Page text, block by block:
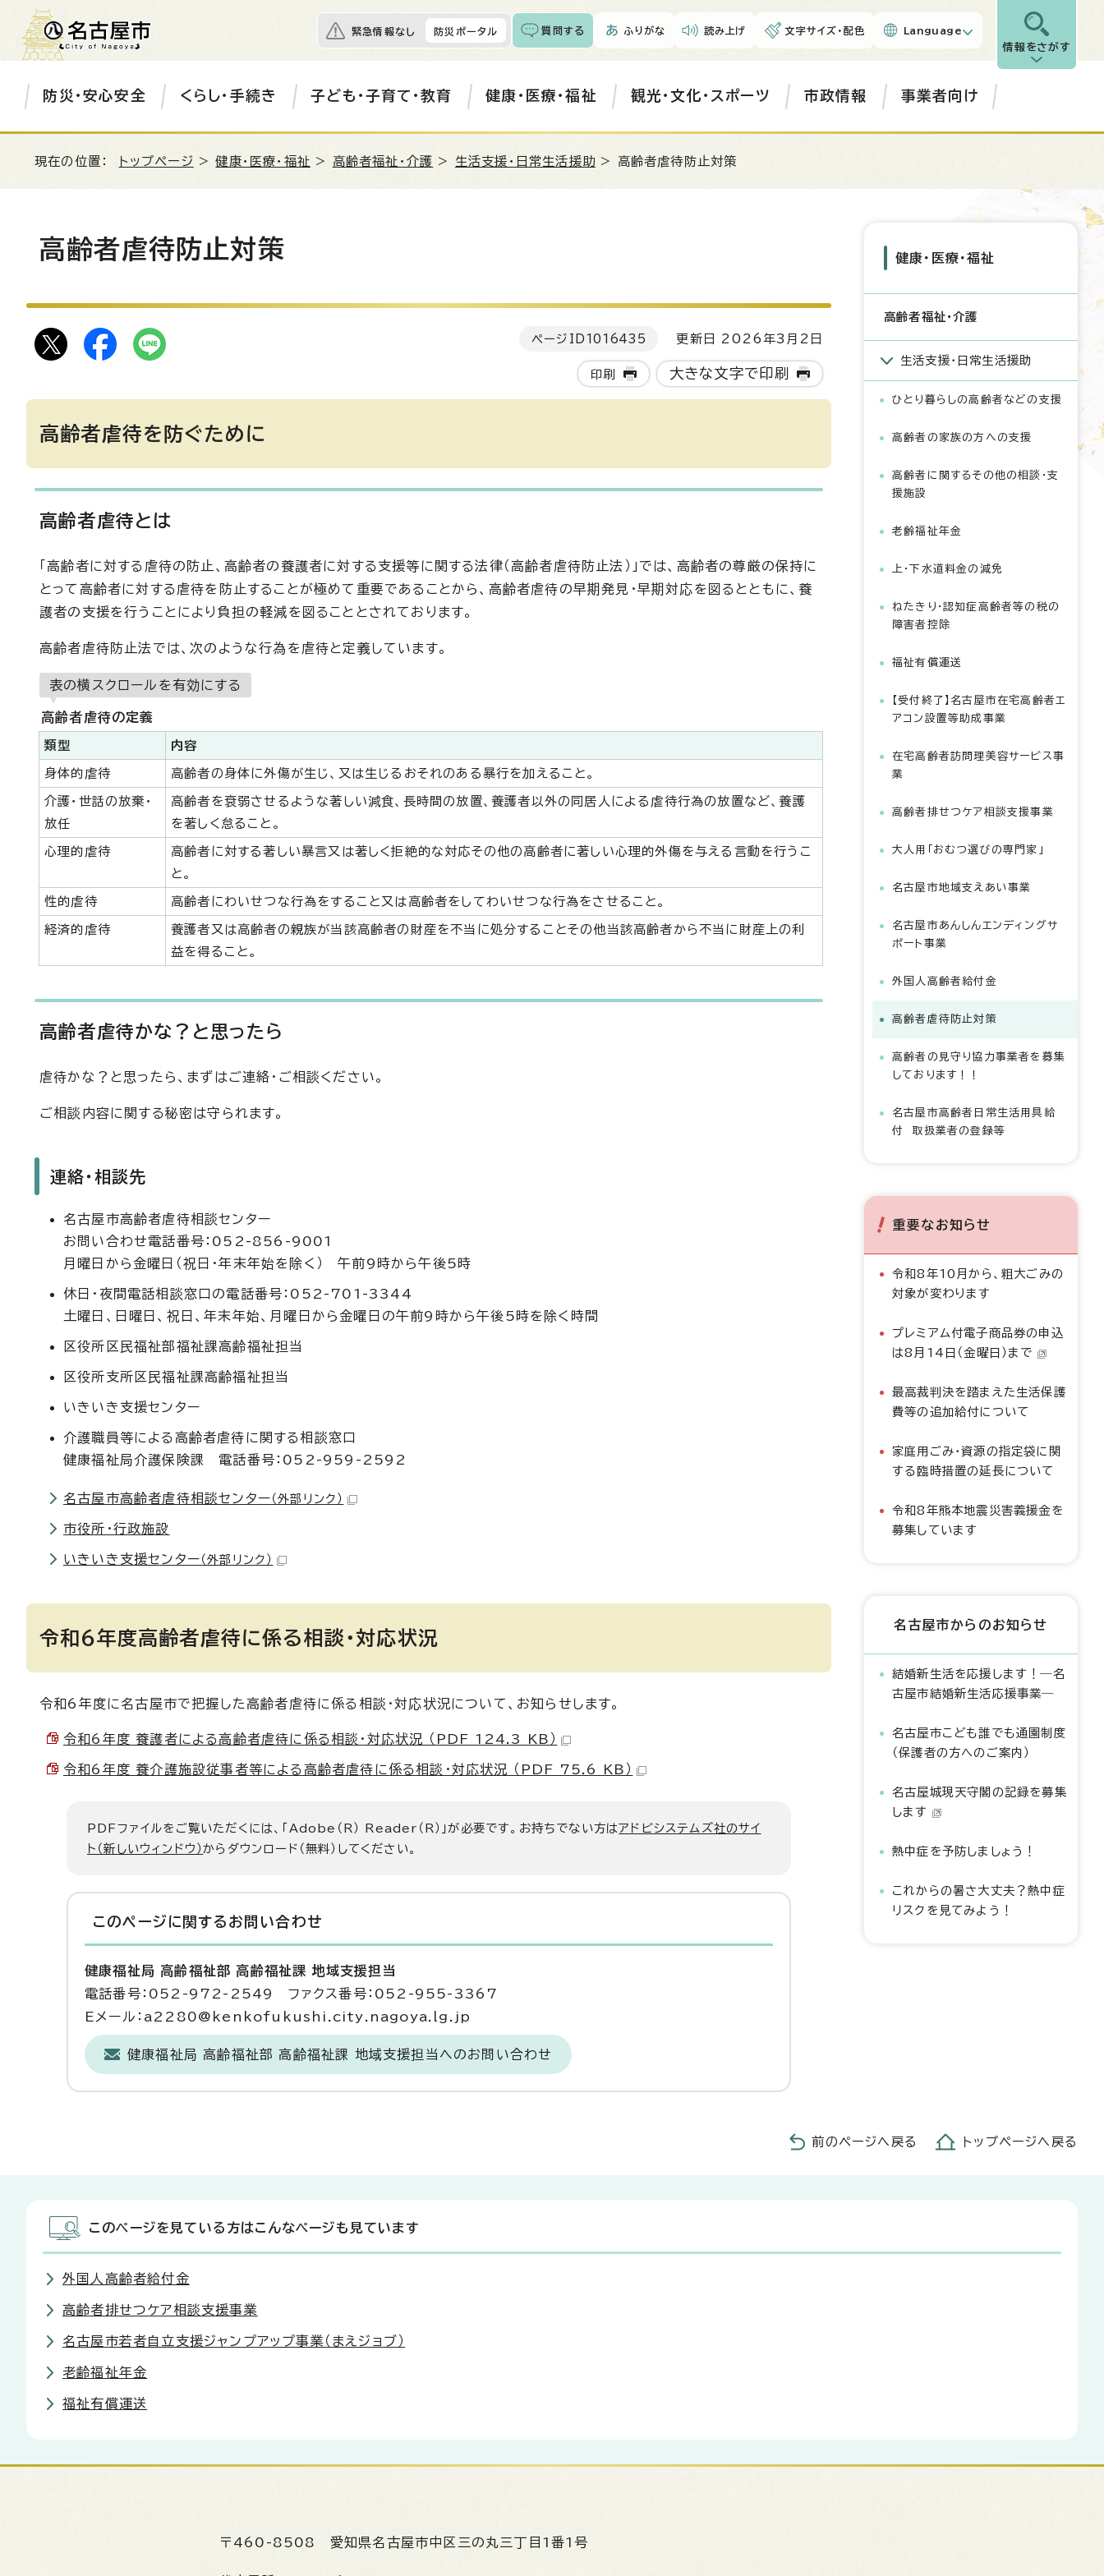
緊急情報なし 防災ポータル 質問する ふりがな 読み上げ 文字サイズ・配色 Language
情報をさがす
防災・安心安全 くらし・手続き 子ども・子育て・教育 健康・医療・福祉 観光・文化・スポーツ 市政情報 事業者向け
現在の位置： トップページ >健康・医療・福祉 > 高齢者福祉・介護 > 生活支援・日常生活援助 > 高齢者虐待防止対策
高齢者虐待防止対策
ページID 1016435 更新日 2026年3月2日
印刷 大きな文字で印刷
高齢者虐待を防ぐために
高齢者虐待とは
「高齢者に対する虐待の防止、高齢者の養護者に対する支援等に関する法律（高齢者虐待防止法）」では、高齢者の尊厳の保持に
とって高齢者に対する虐待を防止することが極めて重要であることから、高齢者虐待の早期発見・早期対応を図るとともに、養
護者の支援を行うことにより負担の軽減を図ることとされております。
高齢者虐待防止法では、次のような行為を虐待と定義しています。
表の横スクロールを有効にする
高齢者虐待の定義
類型 内容
身体的虐待 高齢者の身体に外傷が生じ、又は生じるおそれのある暴行を加えること。
介護・世話の放棄・
放任
高齢者を衰弱させるような著しい減食、長時間の放置、養護者以外の同居人による虐待行為の放置など、養護
を著しく怠ること。
心理的虐待
高齢者に対する著しい暴言又は著しく拒絶的な対応その他の高齢者に著しい心理的外傷を与える言動を行うこ
と。
性的虐待 高齢者にわいせつな行為をすること又は高齢者をしてわいせつな行為をさせること。
経済的虐待
養護者又は高齢者の親族が当該高齢者の財産を不当に処分することその他当該高齢者から不当に財産上の利
益を得ること。
高齢者虐待かな？と思ったら
虐待かな？と思ったら、まずはご連絡・ご相談ください。
ご相談内容に関する秘密は守られます。
連絡・相談先
名古屋市高齢者虐待相談センター
お問い合わせ電話番号：052-856-9001
月曜日から金曜日（祝日・年末年始を除く） 午前9時から午後5時
休日・夜間電話相談窓口の電話番号：052-701-3344
土曜日、日曜日、祝日、年末年始、月曜日から金曜日の午前9時から午後5時を除く時間
区役所区民福祉部福祉課高齢福祉担当
区役所支所区民福祉課高齢福祉担当
いきいき支援センター
介護職員等による高齢者虐待に関する相談窓口
健康福祉局介護保険課 電話番号：052-959-2592
名古屋市高齢者虐待相談センター （外部リンク）
市役所・行政施設
いきいき支援センター （外部リンク）
令和6年度高齢者虐待に係る相談・対応状況
令和6年度に名古屋市で把握した高齢者虐待に係る相談・対応状況について、お知らせします。
令和6年度 養護者による高齢者虐待に係る相談・対応状況 （PDF 124.3 KB）
令和6年度 養介護施設従事者等による高齢者虐待に係る相談・対応状況 （PDF 75.6 KB）
PDFファイルをご覧いただくには、「Adobe（R） Reader（R）」が必要です。お持ちでない方はアドビシステムズ社のサイ
ト（新しいウィンドウ）からダウンロード（無料）してください。
このページに関する お問い合わせ
健康福祉局 高齢福祉部 高齢福祉課 地域支援担当
電話番号：052-972-2549 ファクス番号：052-955-3367
Eメール：a2280@kenkofukushi.city.nagoya.lg.jp
健康福祉局 高齢福祉部 高齢福祉課 地域支援担当へのお問い合わせ
健康・医療・福祉
高齢者福祉・介護
生活支援・日常生活援助
ひとり暮らしの高齢者などの支援
高齢者の家族の方への支援
高齢者に関するその他の相談・支
援施設
老齢福祉年金
上・下水道料金の減免
ねたきり・認知症高齢者等の税の
障害者控除
福祉有償運送
【受付終了】名古屋市在宅高齢者エ
アコン設置等助成事業
在宅高齢者訪問理美容サービス事
業
高齢者排せつケア相談支援事業
大人用「おむつ選びの専門家」
名古屋市地域支えあい事業
名古屋市あんしんエンディングサ
ポート事業
外国人高齢者給付金
高齢者虐待防止対策
高齢者の見守り協力事業者を募集
しております！！
名古屋市高齢者日常生活用具給
付 取扱業者の登録等
重要なお知らせ
令和8年10月から、粗大ごみの
対象が変わります
プレミアム付電子商品券の申込
は8月14日（金曜日）まで
最高裁判決を踏まえた生活保護
費等の追加給付について
家庭用ごみ・資源の指定袋に関
する臨時措置の延長について
令和8年熊本地震災害義援金を
募集しています
名古屋市からのお知らせ
結婚新生活を応援します！―名
古屋市結婚新生活応援事業―
名古屋市こども誰でも通園制度
（保護者の方へのご案内）
名古屋城現天守閣の記録を募集
します
熱中症を予防しましょう！
これからの暑さ大丈夫？熱中症
リスクを見てみよう！
前のページへ戻る トップページへ戻る
このページを見ている方はこんなページも見ています
外国人高齢者給付金
高齢者排せつケア相談支援事業
名古屋市若者自立支援ジャンプアップ事業（まえジョブ）
老齢福祉年金
福祉有償運送
〒460-8508 愛知県名古屋市中区三の丸三丁目1番1号